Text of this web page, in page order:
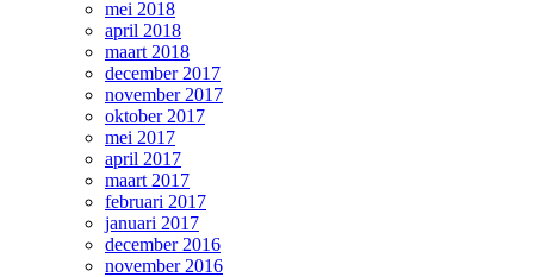
mei 2018
april 2018
maart 2018
december 2017
november 2017
oktober 2017
mei 2017
april 2017
maart 2017
februari 2017
januari 2017
december 2016
november 2016